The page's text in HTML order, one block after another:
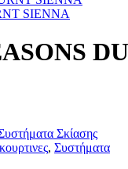
SIENNA
Σκίασης
, Συστήματα